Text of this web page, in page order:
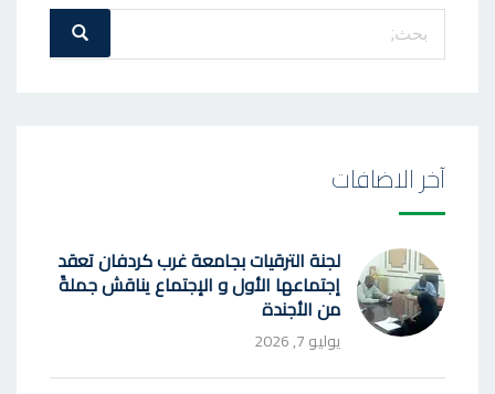
عن
بحث
آخر الاضافات
لجنة الترقيات بجامعة غرب كردفان تعقد
إجتماعها الأول و الإجتماع يناقش جملةً
من الأجندة
يوليو 7, 2026